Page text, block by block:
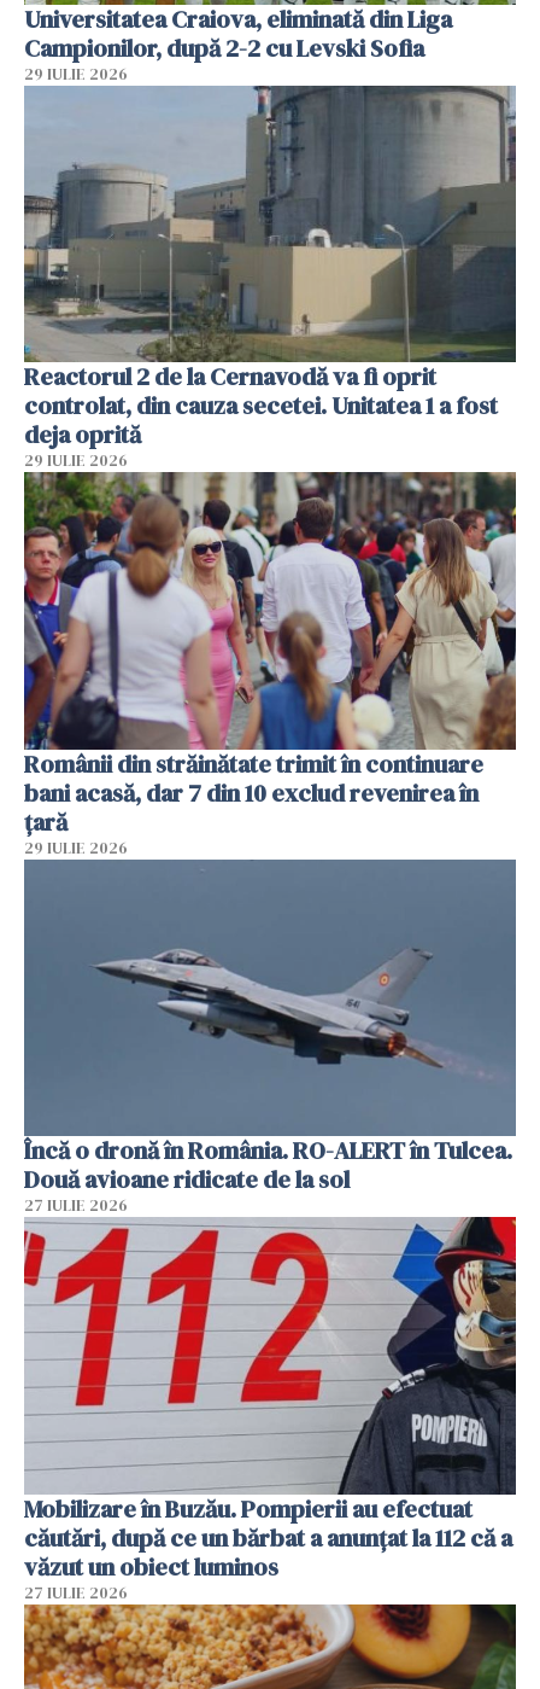
Universitatea Craiova, eliminată din Liga
Campionilor, după 2-2 cu Levski Sofia
29 IULIE 2026
Reactorul 2 de la Cernavodă va fi oprit
controlat, din cauza secetei. Unitatea 1 a fost
deja oprită
29 IULIE 2026
Românii din străinătate trimit în continuare
bani acasă, dar 7 din 10 exclud revenirea în
țară
29 IULIE 2026
Încă o dronă în România. RO-ALERT în Tulcea.
Două avioane ridicate de la sol
27 IULIE 2026
Mobilizare în Buzău. Pompierii au efectuat
căutări, după ce un bărbat a anunțat la 112 că a
văzut un obiect luminos
27 IULIE 2026